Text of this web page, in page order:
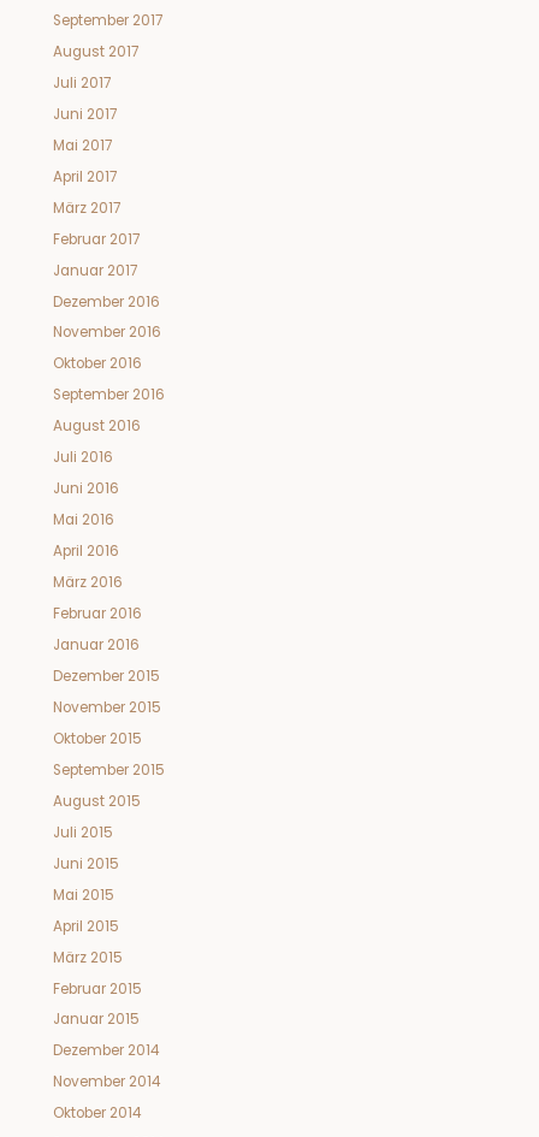
September 2017
August 2017
Juli 2017
Juni 2017
Mai 2017
April 2017
März 2017
Februar 2017
Januar 2017
Dezember 2016
November 2016
Oktober 2016
September 2016
August 2016
Juli 2016
Juni 2016
Mai 2016
April 2016
März 2016
Februar 2016
Januar 2016
Dezember 2015
November 2015
Oktober 2015
September 2015
August 2015
Juli 2015
Juni 2015
Mai 2015
April 2015
März 2015
Februar 2015
Januar 2015
Dezember 2014
November 2014
Oktober 2014